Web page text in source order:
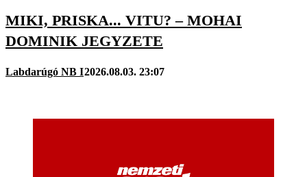
MIKI, PRISKA... VITU? – MOHAI
DOMINIK JEGYZETE
Labdarúgó NB I2026.08.03. 23:07